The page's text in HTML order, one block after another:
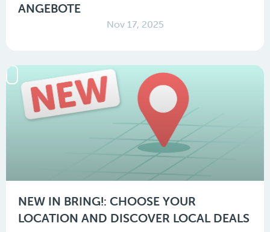
ANGEBOTE
Nov 17, 2025
NEW IN BRING!: CHOOSE YOUR
LOCATION AND DISCOVER LOCAL DEALS